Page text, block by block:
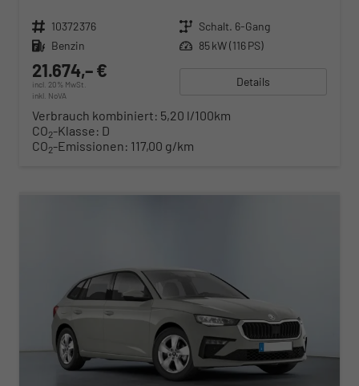
Fahrzeugnr. 10372376 Getriebe Schalt. 6-Gang
Kraftstoff Benzin Leistung 85 kW (116 PS)
21.674,– €
incl. 20% MwSt.
inkl. NoVA
Details
Verbrauch kombiniert: 5,20 l/100km
CO2-Klasse: D
CO2-Emissionen: 117,00 g/km